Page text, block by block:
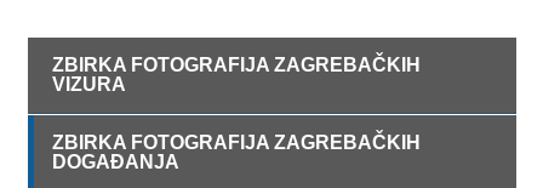
ZBIRKA FOTOGRAFIJA ZAGREBAČKIH
VIZURA
ZBIRKA FOTOGRAFIJA ZAGREBAČKIH
DOGAĐANJA